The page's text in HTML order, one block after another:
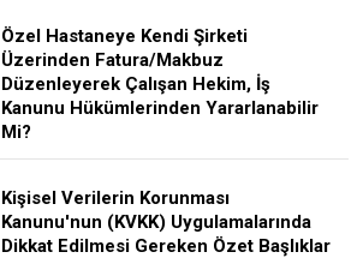
Özel Hastaneye Kendi Şirketi
Üzerinden Fatura/Makbuz
Düzenleyerek Çalışan Hekim, İş
Kanunu Hükümlerinden Yararlanabilir
Mi?
Kişisel Verilerin Korunması
Kanunu'nun (KVKK) Uygulamalarında
Dikkat Edilmesi Gereken Özet Başlıklar